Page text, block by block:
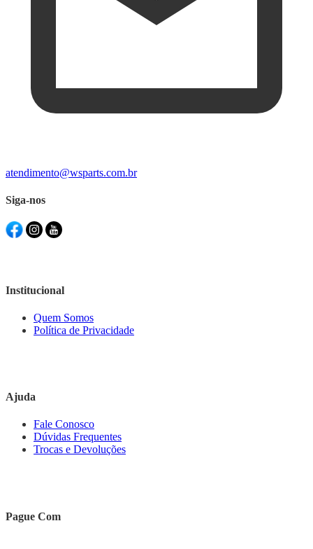
atendimento@wsparts.com.br
Siga-nos
Institucional
Quem Somos
Política de Privacidade
Ajuda
Fale Conosco
Dúvidas Frequentes
Trocas e Devoluções
Pague Com